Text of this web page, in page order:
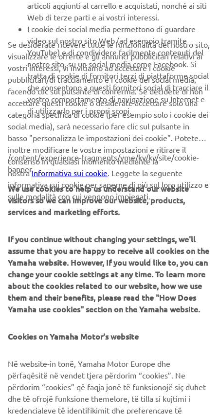
SITO UFFICIALE YAMARIN
CORPORATE
PIÙ YAMAHA
SUPPORTO
NEWSLETTER
Conoscerai in anteprima le ultime offerte, gli eventi speciali, le
ISCRIVITI
Leggi la nostra Informativa sulla privacy per sapere come
trattiamo i tuoi dati personali:Informativa sulla Privacy
Italy (Italian)
© Copyright - 2026 Yamaha Motor Europe N.V. - All Rights
articoli aggiunti al carrello e acquistati, nonché ai siti
Web di terze parti e ai vostri interessi.
I cookie dei social media permettono di guardare
video sul nostro sito Web (ad esempio tramite
YouTube) e di condividere facilmente contenuti del
nostro sito, su un social media come Facebook. Si
tratta di cookie di fornitori terzi di piattaforme social
che consentono a questi fornitori social di tracciare il
vostro comportamento di navigazione su Internet e
di utilizzarlo per i propri scopi.
Se desiderate ricevere tutte le funzionalità del nostro sito,
visualizzare le offerte e gli annunci pubblicitari relativi ai
vostri interessi, vi invitiamo ad accettare i cookie
pubblicitari/di tracciamento e i cookie dei social media,
facendo clic sul pulsante di conferma. Se decidete di non
accettare questi cookie o desiderate accettare solo una
categoria specifica di cookie (per esempio solo i cookie dei
social media), sarà necessario fare clic sul pulsante in
basso "personalizza le impostazioni dei cookie". Potete
inoltre modificare le vostre impostazioni e ritirare il
consenso in qualsiasi momento mediante la
nostraInformativa sui cookie. Leggete la seguente
informativa sui cookie per saperne di più sul loro utilizzo e
sulle modalità con cui vengono impiegati.
/content/experience-fragments/yme/kv/kv/site/cookie-
banner
We use cookies to help us understand our website
visitors so we can improve our website, products,
services and marketing efforts.
If you continue without changing your settings, we'll
assume that you are happy to receive all cookies on the
Yamaha website. However, If you would like to, you can
change your cookie settings at any time. To learn more
about the cookies related to our website, how we use
them and their benefits, please read the "How Does
Yamaha use cookies" section on the Yamaha website.
Cookies on Yamaha Motor's website
Në website-in tonë, Yamaha Motor Europe dhe
përfaqësitë në vendet tjera përdorim “cookies”. Ne
përdorim “cookies” që faqja jonë të funksionojë siç duhet
dhe të ofrojë funksione themelore, të tilla si kujtimi i
kredencialeve të identifikimit dhe preferencave të